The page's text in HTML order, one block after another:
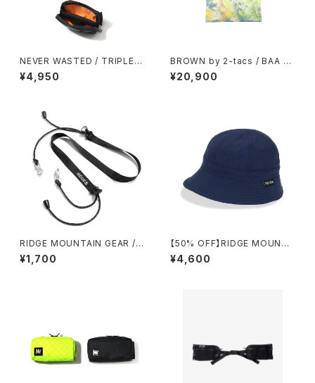
NEVER WASTED / TRIPLEY
ES（MA-1）
¥4,950
BROWN by 2-tacs / BAA P
OCKET（TIE DYE）
¥20,900
RIDGE MOUNTAIN GEAR / S
HOULDER STRAP TOUGH
¥1,700
【50% OFF】RIDGE MOUNTA
IN GEAR / ENOUGH HAT
¥4,600